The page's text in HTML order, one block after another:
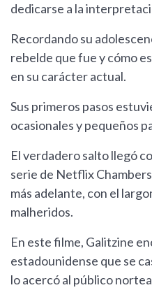
dedicarse a la
Recordando su
rebelde que fue y cómo
en su carácter actual.
Sus primeros pasos
ocasionales y pequeños
El verdadero salto llegó
serie de Netflix
más adelante, con el
malheridos.
En este filme, Galitzine
estadounidense que se
lo acercó al público